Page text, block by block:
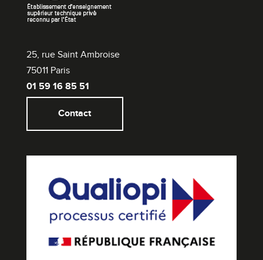
25, rue Saint Ambroise
75011 Paris
01 59 16 85 51
Contact